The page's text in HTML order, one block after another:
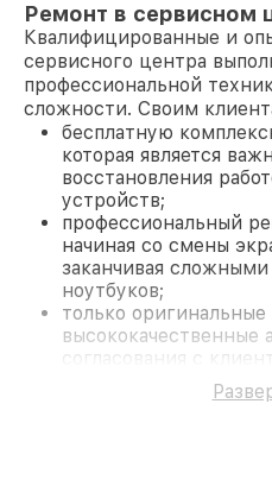
Ремонт в сервисном
Квалифицированные и
сервисного центра
профессиональной
сложности. Своим
бесплатную
которая является
восстановления
устройств;
профессиональный
начиная со смены
заканчивая
ноутбуков;
только оригинальные
высококачественные
согласования с
На все работы и
предоставляется